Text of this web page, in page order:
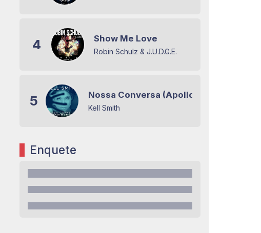
4 Show Me Love
Robin Schulz & J.U.D.G.E.
5 Nossa Conversa (Apollo 55 Remix)
Kell Smith
Enquete